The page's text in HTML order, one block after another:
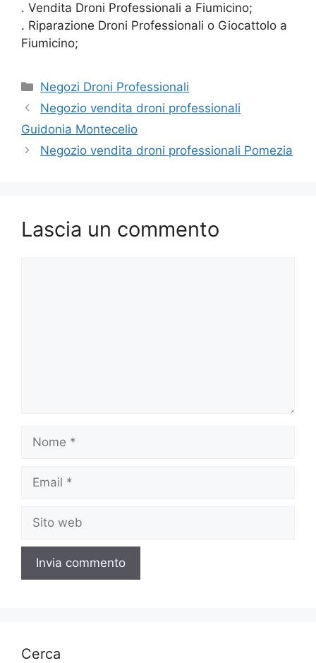
. Vendita Droni Professionali a Fiumicino;
. Riparazione Droni Professionali o Giocattolo a
Fiumicino;
Categorie
Negozi Droni Professionali
Negozio vendita droni professionali
Guidonia Montecelio
Negozio vendita droni professionali Pomezia
Lascia un commento
Nome
Email
Sito
web
Cerca